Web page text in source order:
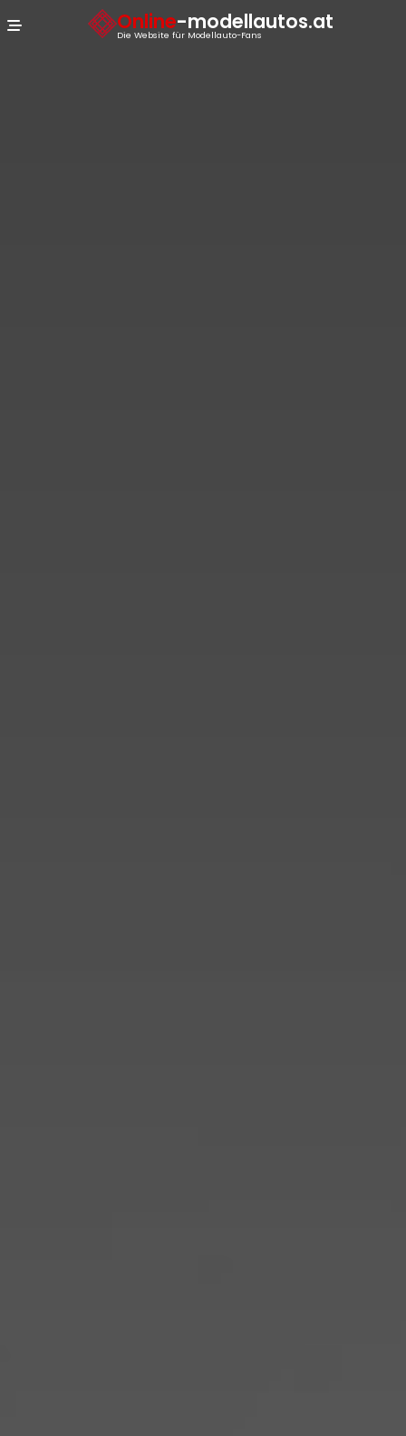
Online-modellautos.at
Die Website für Modellauto-Fans